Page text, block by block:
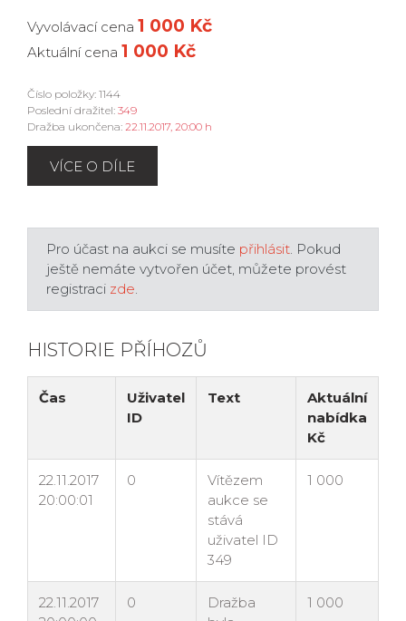
Vyvolávací cena 1 000 Kč
Aktuální cena 1 000 Kč
Číslo položky: 1144
Poslední dražitel: 349
Dražba ukončena: 22.11.2017, 20:00 h
VÍCE O DÍLE
Pro účast na aukci se musíte přihlásit. Pokud
ještě nemáte vytvořen účet, můžete provést
registraci zde.
HISTORIE PŘÍHOZŮ